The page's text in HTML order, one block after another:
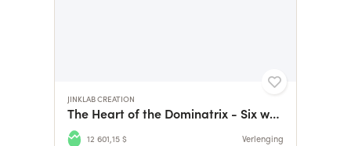
JINKLAB CREATION
The Heart of the Dominatrix - Six women, six stories
12 601,15 $ Verlenging